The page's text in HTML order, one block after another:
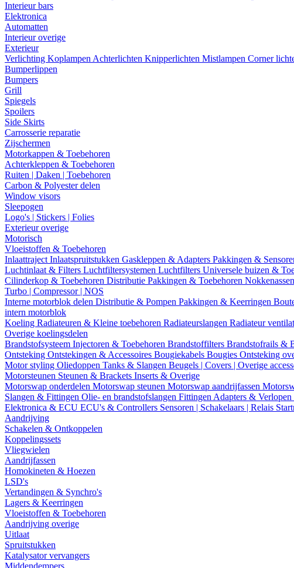
Interieur bars
Elektronica
Automatten
Interieur overige
Exterieur
Verlichting Koplampen Achterlichten Knipperlichten Mistlampen Corner
Bumperlippen
Bumpers
Grill
Spiegels
Spoilers
Side Skirts
Carrosserie reparatie
Zijschermen
Motorkappen & Toebehoren
Achterkleppen & Toebehoren
Ruiten | Daken | Toebehoren
Carbon & Polyester delen
Window visors
Sleepogen
Logo's | Stickers | Folies
Exterieur overige
Motorisch
Vloeistoffen & Toebehoren
Inlaattraject Inlaatspruitstukken Gaskleppen & Adapters Pakkingen &
Luchtinlaat & Filters Luchtfiltersystemen Luchtfilters Universele buizen &
Cilinderkop & Toebehoren Distributie Pakkingen & Toebehoren Nokkenassen
Turbo | Compressor | NOS
Interne motorblok delen Distributie & Pompen Pakkingen & Keerringen
intern motorblok
Koeling Radiateuren & Kleine toebehoren Radiateurslangen Radiateur
Overige koelingsdelen
Brandstofsysteem Injectoren & Toebehoren Brandstoffilters Brandstofrails &
Ontsteking Ontstekingen & Accessoires Bougiekabels Bougies Ontsteking
Motor styling Oliedoppen Tanks & Slangen Beugels | Covers | Overige
Motorsteunen Steunen & Brackets Inserts & Overige
Motorswap onderdelen Motorswap steunen Motorswap aandrijfassen
Slangen & Fittingen Olie- en brandstofslangen Fittingen Adapters & Verlopen
Elektronica & ECU ECU's & Controllers Sensoren | Schakelaars | Relais
Aandrijving
Schakelen & Ontkoppelen
Koppelingssets
Vliegwielen
Aandrijfassen
Homokineten & Hoezen
LSD's
Vertandingen & Synchro's
Lagers & Keerringen
Vloeistoffen & Toebehoren
Aandrijving overige
Uitlaat
Spruitstukken
Katalysator vervangers
Middendempers